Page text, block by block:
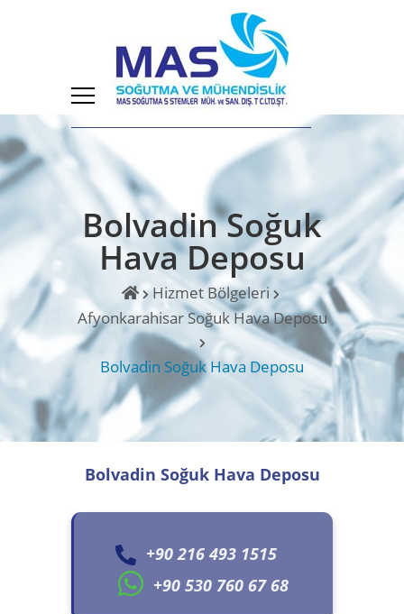
Bolvadin Soğuk
Hava Deposu
Hizmet Bölgeleri
Afyonkarahisar Soğuk Hava Deposu
Bolvadin Soğuk Hava Deposu
Bolvadin Soğuk Hava Deposu
+90 216 493 1515
+90 530 760 67 68